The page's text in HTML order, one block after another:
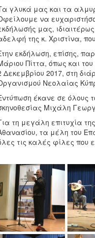
γλυκά μας και τα
να
μας,
της κ. Χριστίνα,
εκδήλωση, επίσης,
Πίττα, όπως και
Δεκεμβρίου 2017, στη
Νεολαίας
έκανε σε όλους
Μιχάλη
τη μεγάλη επιτυχία
τα μέλη του
τις καλές φίλες που